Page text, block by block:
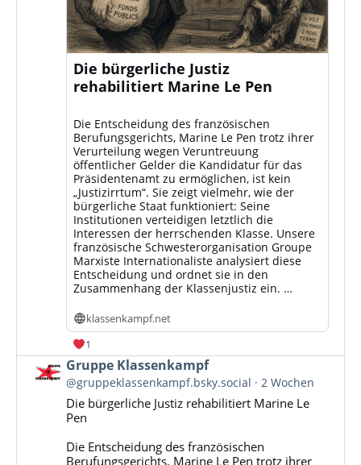
Die bürgerliche Justiz
rehabilitiert Marine Le Pen
Die Entscheidung des französischen
Berufungsgerichts, Marine Le Pen trotz ihrer
Verurteilung wegen Veruntreuung
öffentlicher Gelder die Kandidatur für das
Präsidentenamt zu ermöglichen, ist kein
„Justizirrtum“. Sie zeigt vielmehr, wie der
bürgerliche Staat funktioniert: Seine
Institutionen verteidigen letztlich die
Interessen der herrschenden Klasse. Unsere
französische Schwesterorganisation Groupe
Marxiste Internationaliste analysiert diese
Entscheidung und ordnet sie in den
Zusammenhang der Klassenjustiz ein. …
klassenkampf.net
1
Beitrag
von
Gruppe
Klassenkampf
Bluesky
ansehen
Gruppe Klassenkampf
@gruppeklassenkampf.bsky.social 2 Wochen
Die bürgerliche Justiz rehabilitiert Marine Le
Pen
Die Entscheidung des französischen
Berufungsgerichts, Marine Le Pen trotz ihrer